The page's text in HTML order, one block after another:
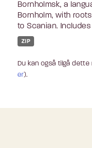
Bornholmsk, a
Bornholm, with
to Scanian.
ZIP
Du kan også tilgå dette
er).